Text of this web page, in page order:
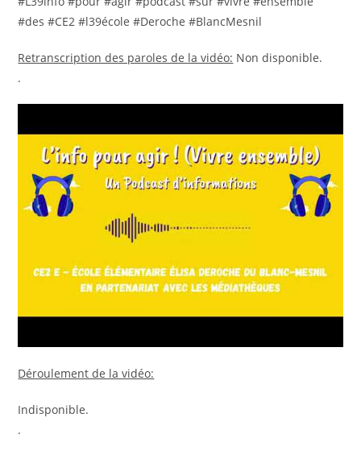
#des #CE2 #l39école #Deroche #BlancMesnil
Retranscription des paroles de la vidéo: Non disponible.
.
Déroulement de la vidéo:
Indisponible.
.